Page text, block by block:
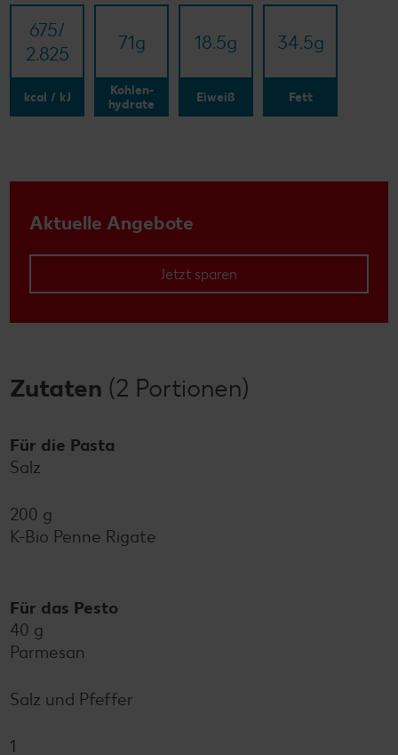
675/​
2.825
kcal / kJ
71g
Kohlen-
hydrate
18.5g
Eiweiß
34.5g
Fett
Aktuelle Angebote
Jetzt sparen
Zutaten (2 Portionen)
Für die Pasta
Salz
200 g
K-Bio Penne Rigate
Für das Pesto
40 g
Parmesan
Salz und Pfeffer
1